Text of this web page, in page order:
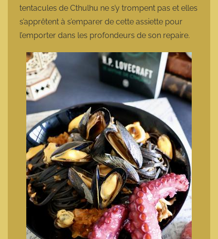
tentacules de Cthulhu ne s’y trompent pas et elles
s’apprêtent à s’emparer de cette assiette pour
l’emporter dans les profondeurs de son repaire.